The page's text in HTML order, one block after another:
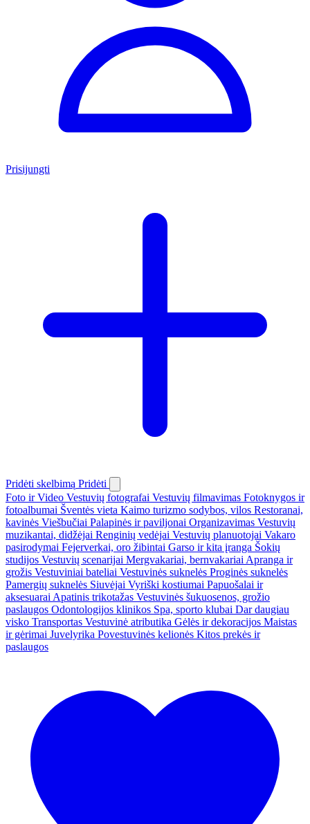
Prisijungti
Pridėti skelbimą Pridėti
Foto ir Video Vestuvių fotografai Vestuvių filmavimas Fotoknygos ir
fotoalbumai Šventės vieta Kaimo turizmo sodybos, vilos Restoranai,
kavinės Viešbučiai Palapinės ir paviljonai Organizavimas Vestuvių
muzikantai, didžėjai Renginių vedėjai Vestuvių planuotojai Vakaro
pasirodymai Fejerverkai, oro žibintai Garso ir kita įranga Šokių
studijos Vestuvių scenarijai Mergvakariai, bernvakariai Apranga ir
grožis Vestuviniai bateliai Vestuvinės suknelės Proginės suknelės
Pamergių suknelės Siuvėjai Vyriški kostiumai Papuošalai ir
aksesuarai Apatinis trikotažas Vestuvinės šukuosenos, grožio
paslaugos Odontologijos klinikos Spa, sporto klubai Dar daugiau
visko Transportas Vestuvinė atributika Gėlės ir dekoracijos Maistas
ir gėrimai Juvelyrika Povestuvinės kelionės Kitos prekės ir
paslaugos